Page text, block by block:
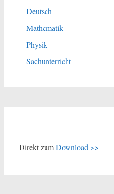
Deutsch
Mathematik
Physik
Sachunterricht
Direkt zumDownload >>